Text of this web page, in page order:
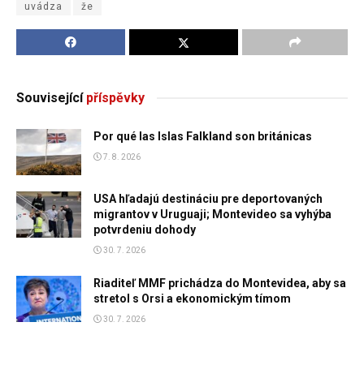
uvádza že
Souvisejícípříspěvky
Por qué las Islas Falkland son británicas
7. 8. 2026
USA hľadajú destináciu pre deportovaných
migrantov v Uruguaji; Montevideo sa vyhýba
potvrdeniu dohody
30. 7. 2026
Riaditeľ MMF prichádza do Montevidea, aby sa
stretol s Orsi a ekonomickým tímom
30. 7. 2026